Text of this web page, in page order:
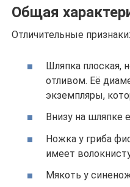
Общая
Отличительные признаки:
Шляпка плоская,
отливом. Её
экземпляры,
Внизу на шляпке
Ножка у гриба
имеет
Мякоть у